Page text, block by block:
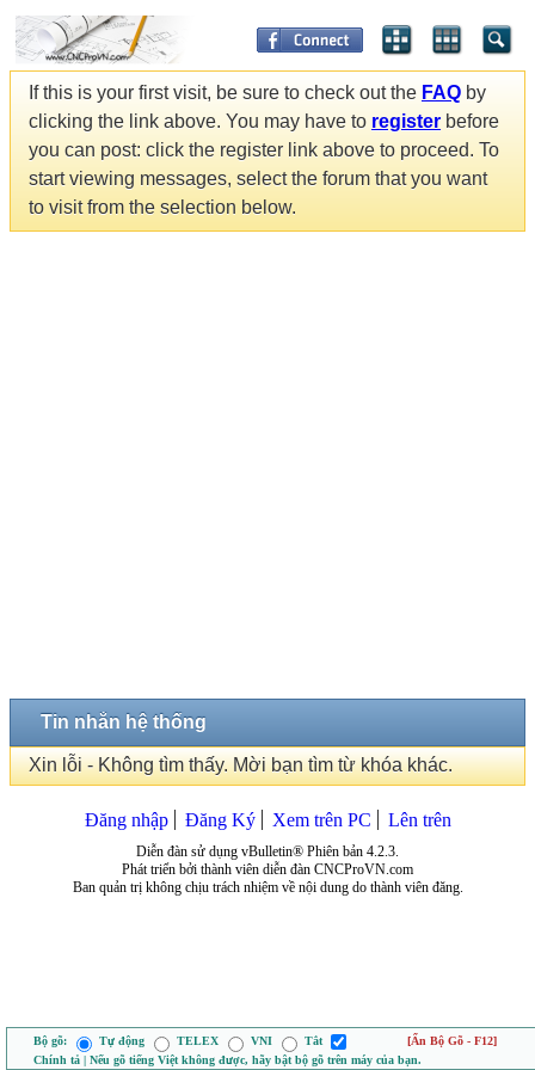
If this is your first visit, be sure to check out the FAQ by
clicking the link above. You may have to register before
you can post: click the register link above to proceed. To
start viewing messages, select the forum that you want
to visit from the selection below.
Tin nhắn hệ thống
Xin lỗi - Không tìm thấy. Mời bạn tìm từ khóa khác.
Đăng nhập Đăng Ký Xem trên PC Lên trên
Diễn đàn sử dụng vBulletin® Phiên bản 4.2.3.
Phát triển bởi thành viên diễn đàn CNCProVN.com
Ban quản trị không chịu trách nhiệm về nội dung do thành viên đăng.
Bộ gõ: Tự động TELEX VNI Tắt
[Ẩn Bộ Gõ - F12]
Chính tả | Nếu gõ tiếng Việt không được, hãy bật bộ gõ trên máy của bạn.